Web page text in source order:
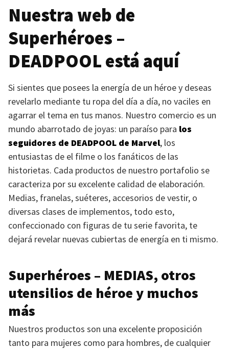
Nuestra web de
Superhéroes –
DEADPOOL está aquí
Si sientes que posees la energía de un héroe y deseas
revelarlo mediante tu ropa del día a día, no vaciles en
agarrar el tema en tus manos. Nuestro comercio es un
mundo abarrotado de joyas: un paraíso para los
seguidores de DEADPOOL de Marvel, los
entusiastas de el filme o los fanáticos de las
historietas. Cada productos de nuestro portafolio se
caracteriza por su excelente calidad de elaboración.
Medias, franelas, suéteres, accesorios de vestir, o
diversas clases de implementos, todo esto,
confeccionado con figuras de tu serie favorita, te
dejará revelar nuevas cubiertas de energía en ti mismo.
Superhéroes – MEDIAS, otros
utensilios de héroe y muchos
más
Nuestros productos son una excelente proposición
tanto para mujeres como para hombres, de cualquier